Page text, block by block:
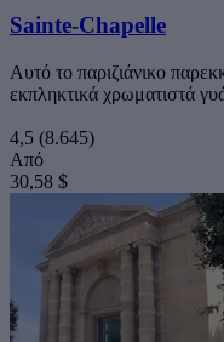
Sainte-Chapelle
Αυτό το παριζιάνικο
εκπληκτικά χρωματιστά
4,5 (8.645)
Από
30,58 $